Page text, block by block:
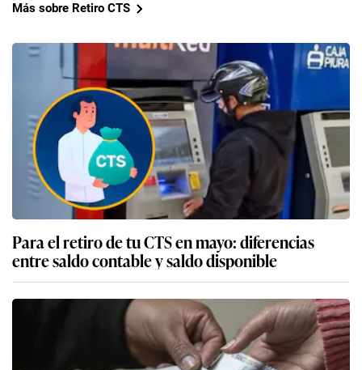
Más sobre Retiro CTS
Para el retiro de tu CTS en mayo: diferencias
entre saldo contable y saldo disponible